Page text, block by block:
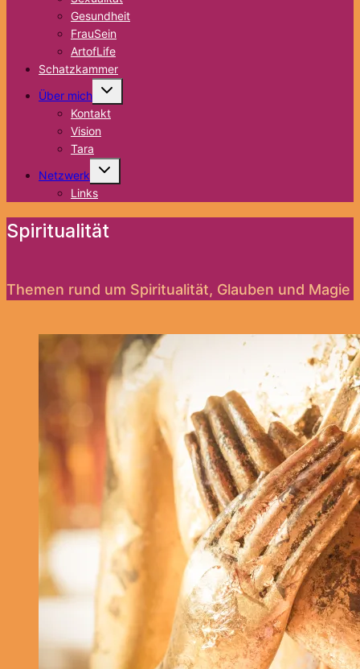
Gesundheit
FrauSein
ArtofLife
Schatzkammer
Über mich
Untermenü
Kontakt
Vision
Tara
Netzwerk
Untermenü
Links
Spiritualität
Themen rund um Spiritualität, Glauben und Magie